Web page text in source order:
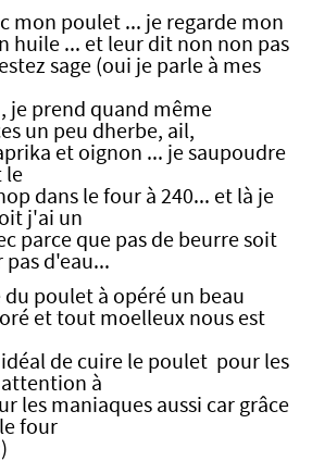
mon poulet ... je regarde mon
huile ... et leur dit non non pas
sage (oui je parle à mes
je prend quand même
un peu dherbe, ail,
et oignon ... je saupoudre
le
dans le four à 240... et là je
j'ai un
parce que pas de beurre soit
d'eau...
du poulet à opéré un beau
et tout moelleux nous est
de cuire le poulet pour les
à
les maniaques aussi car grâce
four